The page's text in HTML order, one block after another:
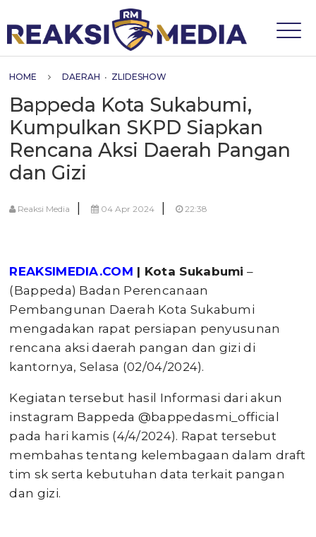
HOME DAERAH • ZLIDESHOW
Bappeda Kota Sukabumi,
Kumpulkan SKPD Siapkan
Rencana Aksi Daerah Pangan
dan Gizi
Reaksi Media | 04 Apr 2024 | 22:38
REAKSIMEDIA.COM | Kota Sukabumi –
(Bappeda) Badan Perencanaan
Pembangunan Daerah Kota Sukabumi
mengadakan rapat persiapan penyusunan
rencana aksi daerah pangan dan gizi di
kantornya, Selasa (02/04/2024).
Kegiatan tersebut hasil Informasi dari akun
instagram Bappeda @bappedasmi_official
pada hari kamis (4/4/2024). Rapat tersebut
membahas tentang kelembagaan dalam draft
tim sk serta kebutuhan data terkait pangan
dan gizi.